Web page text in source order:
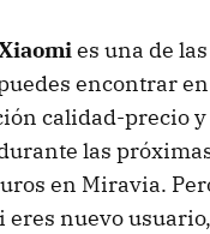
es una de
encontrar
calidad-precio y
las
en Miravia.
eres nuevo